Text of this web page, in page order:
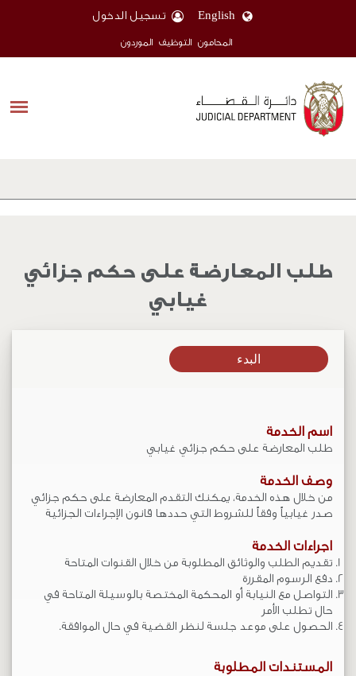
English تسجيل الدخول
المحامون التوظيف الموردون
طلب المعارضة على حكم جزائي
غيابي
البدء
اسم الخدمة
طلب المعارضة على حكم جزائي غيابي
وصف الخدمة
من خلال هذه الخدمة، يمكنك التقدم المعارضة على حكم جزائي
صدر غيابياً وفقاً للشروط التي حددها قانون الإجراءات الجزائية
اجراءات الخدمة
تقديم الطلب والوثائق المطلوبة من خلال القنوات المتاحة
دفع الرسوم المقررة
التواصل مع النيابة أو المحكمة المختصة بالوسيلة المتاحة في
حال تطلب الأمر
الحصول على موعد جلسة لنظر القضية في حال الموافقة.
المستندات المطلوبة